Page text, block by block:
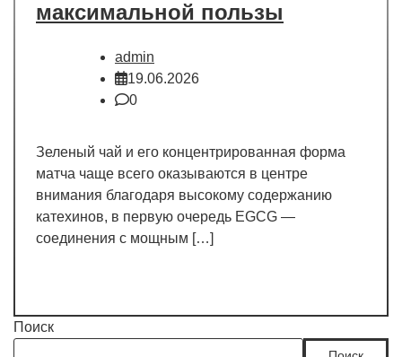
максимальной пользы
admin
19.06.2026
0
Зеленый чай и его концентрированная форма
матча чаще всего оказываются в центре
внимания благодаря высокому содержанию
катехинов, в первую очередь EGCG —
соединения с мощным […]
Поиск